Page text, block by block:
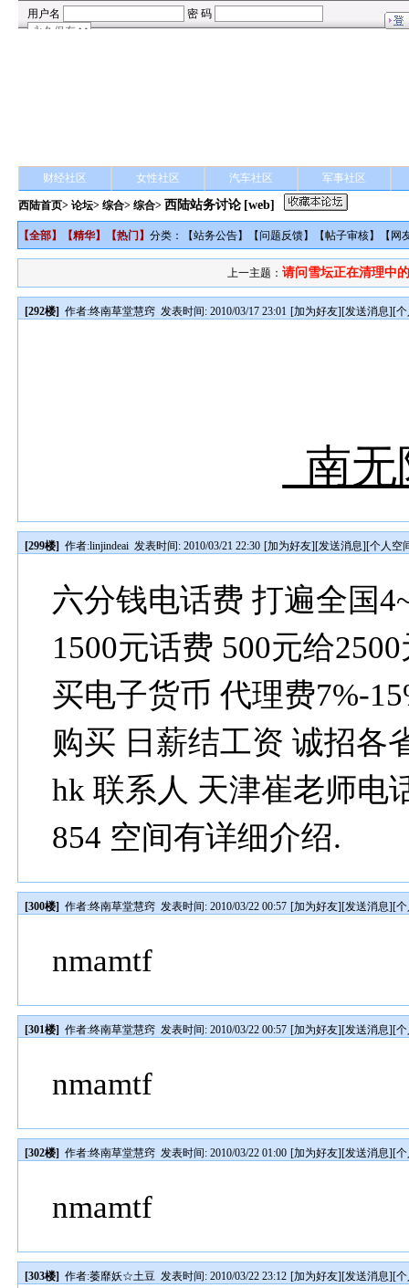
财经社区 女性社区 汽车社区 军事社区
西陆首页>论坛>综合> 综合> 西陆站务讨论 [web]
【全部】【精华】【热门 】分类：【站务公告】【问题反馈】【帖子审核】【 网
上一主题：请问雪坛正在清理中
[292楼] 作者:终南草堂慧窍 发表时间: 2010/03/17 23:01 [加为好友][发送消息][
南
[299楼] 作者:linjindeai 发表时间: 2010/03/21 22:30 [加为好友][发送消息][个人空
六分钱电话费 打遍全国
1500元话费 500元给
买电子货币 代理费7%-
购买 日薪结工资 诚招各
hk 联系人 天津崔老师电
854 空间有详细介绍.
[300楼] 作者:终南草堂慧窍 发表时间: 2010/03/22 00:57 [加为好友][发送消息][
nmamtf
[301楼] 作者:终南草堂慧窍 发表时间: 2010/03/22 00:57 [加为好友][发送消息][
nmamtf
[302楼] 作者:终南草堂慧窍 发表时间: 2010/03/22 01:00 [加为好友][发送消息][
nmamtf
[303楼] 作者:萎靡妖☆土豆 发表时间: 2010/03/22 23:12 [加为好友][发送消息][